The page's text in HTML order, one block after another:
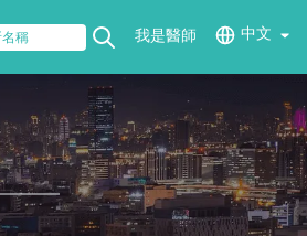
我是醫師 中文